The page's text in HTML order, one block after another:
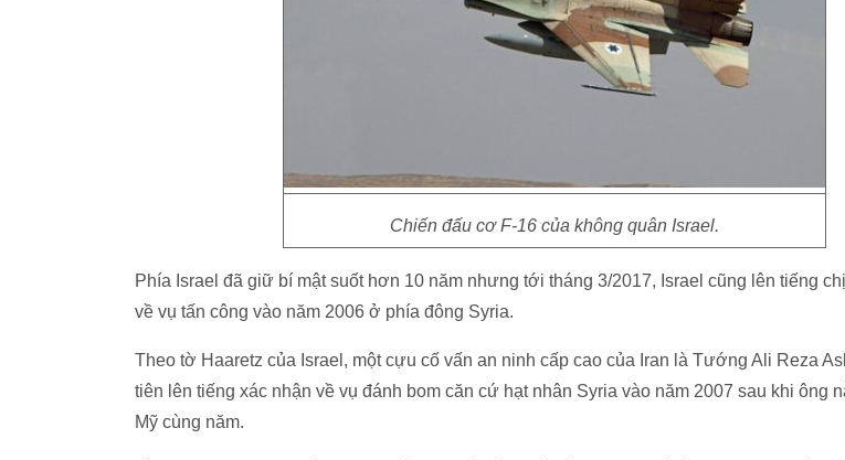
Chiến đấu cơ F-16 của không quân Israel.
Phía Israel đã giữ bí mật suốt hơn 10 năm nhưng tới tháng 3/2017, Israel cũng lên tiếng
về vụ tấn công vào năm 2006 ở phía đông Syria.
Theo tờ Haaretz của Israel, một cựu cố vấn an ninh cấp cao của Iran là Tướng Ali Reza
tiên lên tiếng xác nhận về vụ đánh bom căn cứ hạt nhân Syria vào năm 2007 sau khi ông
Mỹ cùng năm.